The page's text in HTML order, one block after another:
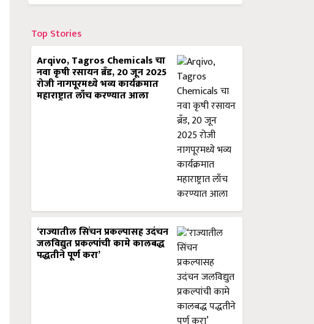
Top Stories
Arqivo, Tagros Chemicals चा
नवा कृषी रसायन ब्रँड, 20 जून 2025
रोजी नागपूरमध्ये भव्य कार्यक्रमात
महाराष्ट्रात लाँच करण्यात आला
‘राज्यातील सिंचन प्रकल्पासह उदंचन
जलविद्युत प्रकल्पांची कामे कालबद्ध
पद्धतीने पूर्ण करा’